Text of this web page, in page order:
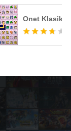
Onet Klasik